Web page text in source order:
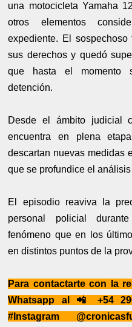
una motocicleta Yamaha
otros elementos
expediente. El
sus derechos y quedó
que hasta el momento
detención.
Desde el ámbito judicial
encuentra en plena
descartan nuevas medidas
que se profundice el
El episodio reaviva la
personal policial
fenómeno que en los
en distintos puntos de la
Para contactarte con la
Whatsapp al 📲 +54
#Instagram